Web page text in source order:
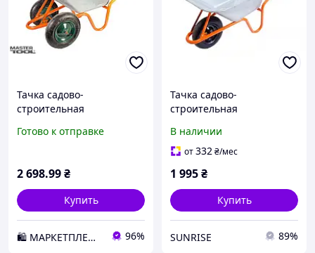
Тачка садово-
строительная
MASTERTOOL 85 л 160 кг
Готово к отправке
2 698.99₴
Купить
🛍️ МАРКЕТПЛЕЙС DMD 96%
Тачка садово-
строительная
MASTERTOOL 100 л 160 кг
79-9851
В наличии
от332₴/мес
1 995₴
Купить
SUNRISE 89%